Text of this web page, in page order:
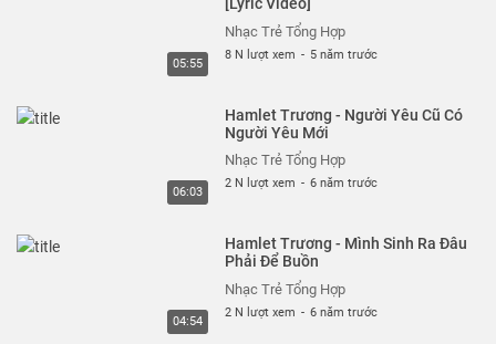
05:55
Nhạc Trẻ Tổng Hợp
8 N lượt xem - 5 năm trước
06:03
Hamlet Trương - Người Yêu Cũ Có
Người Yêu Mới
Nhạc Trẻ Tổng Hợp
2 N lượt xem - 6 năm trước
04:54
Hamlet Trương - Mình Sinh Ra Đâu
Phải Để Buồn
Nhạc Trẻ Tổng Hợp
2 N lượt xem - 6 năm trước